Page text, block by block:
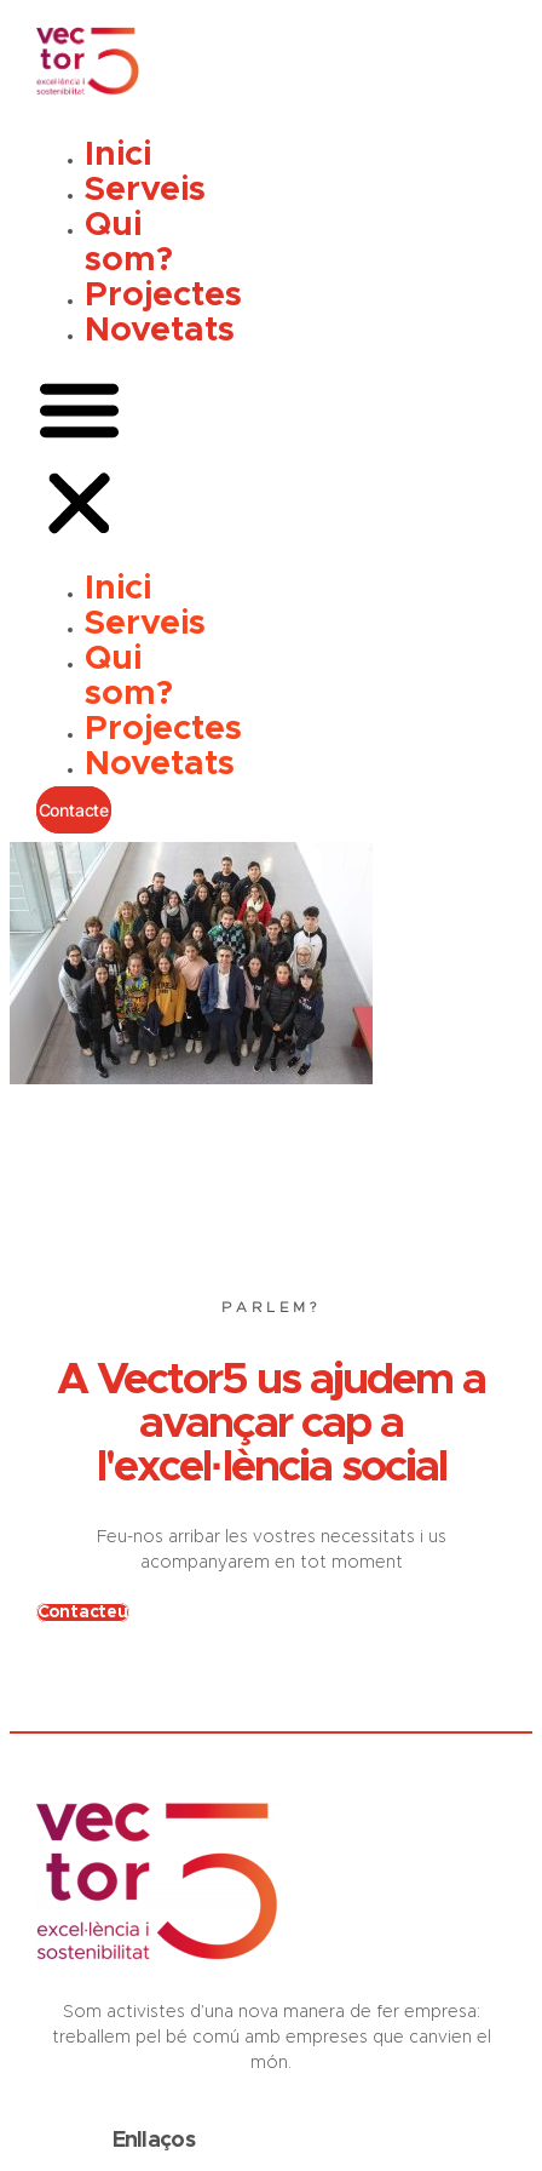
contingut
Inici
Serveis
Qui
som?
Projectes
Novetats
Inici
Serveis
Qui
som?
Projectes
Novetats
Contacte
PARLEM?
A Vector5 us ajudem a
avançar cap a
l'excel·lència social
Feu-nos arribar les vostres necessitats i us
acompanyarem en tot moment
Contacteu
Som activistes d’una nova manera de fer empresa:
treballem pel bé comú amb empreses que canvien el
món.
Enllaços